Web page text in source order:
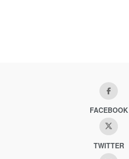
FACEBOOK
TWITTER